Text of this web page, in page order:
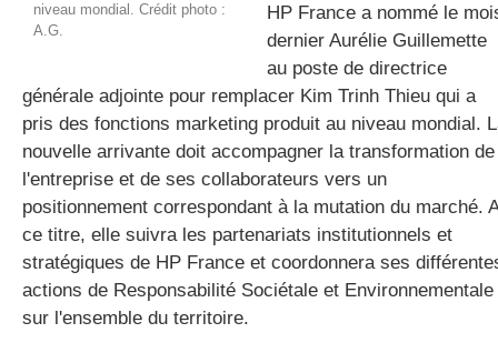
niveau mondial. Crédit photo :
A.G.
HP France a nommé le
dernier Aurélie Guillemette
au poste de directrice
générale adjointe pour remplacer Kim Trinh Thieu qui a
pris des fonctions marketing produit au niveau mondial.
nouvelle arrivante doit accompagner la transformation de
l'entreprise et de ses collaborateurs vers un
positionnement correspondant à la mutation du marché. A
ce titre, elle suivra les partenariats institutionnels et
stratégiques de HP France et coordonnera ses
actions de Responsabilité Sociétale et Environnementale
sur l'ensemble du territoire.